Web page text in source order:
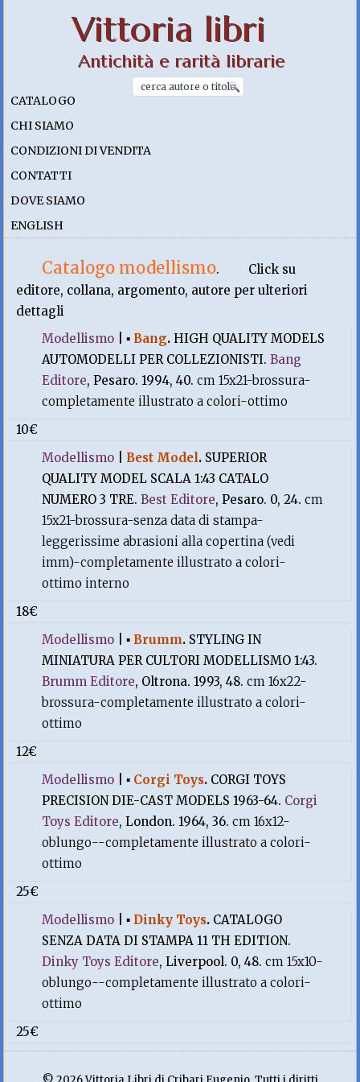
Vittoria libri
Antichità e rarità librarie
CATALOGO
CHI SIAMO
CONDIZIONI DI VENDITA
CONTATTI
DOVE SIAMO
ENGLISH
Catalogo modellismo.
Click su
editore, collana, argomento, autore per ulteriori
dettagli
Modellismo |▪ Bang.HIGH QUALITY MODELS
AUTOMODELLI PER COLLEZIONISTI.Bang
Editore, Pesaro. 1994, 40.cm 15x21-brossura-
completamente illustrato a colori-ottimo
10€
Modellismo
Best Model. SUPERIOR
QUALITY MODEL SCALA 1:43 CATALO
NUMERO 3 TRE.Best Editore, Pesaro. 0, 24.cm
15x21-brossura-senza data di stampa-
leggerissime abrasioni alla copertina (vedi
imm)-completamente illustrato a colori-
ottimo interno
18€
Modellismo |▪ Brumm. STYLING IN
MINIATURA PER CULTORI MODELLISMO 1:43.
Brumm Editore, Oltrona. 1993, 48.cm 16x22-
brossura-completamente illustrato a colori-
ottimo
12€
Modellismo |▪ Corgi Toys. CORGI TOYS
PRECISION DIE-CAST MODELS 1963-64. Corgi
Toys Editore, London. 1964, 36.cm 16x12-
oblungo--completamente illustrato a colori-
ottimo
25€
Modellismo |▪ Dinky Toys. CATALOGO
SENZA DATA DI STAMPA 11 TH EDITION.
Dinky Toys Editore, Liverpool. 0, 48.cm 15x10-
oblungo--completamente illustrato a colori-
ottimo
25€